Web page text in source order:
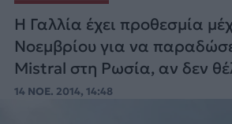
Η Γαλλία έχει προθεσμία
Νοεμβρίου για να
Mistral στη Ρωσία, αν δεν
σε "σοβαρές" απαιτήσεις
14 ΝΟΕ. 2014, 14:48